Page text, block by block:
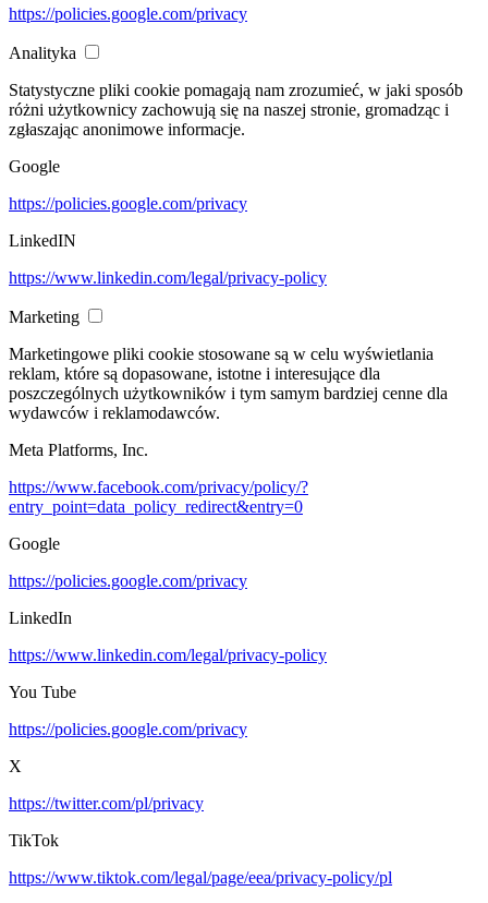
https://policies.google.com/privacy
Analityka
Statystyczne pliki cookie pomagają nam zrozumieć, w jaki sposób
różni użytkownicy zachowują się na naszej stronie, gromadząc i
zgłaszając anonimowe informacje.
Google
https://policies.google.com/privacy
LinkedIN
https://www.linkedin.com/legal/privacy-policy
Marketing
Marketingowe pliki cookie stosowane są w celu wyświetlania
reklam, które są dopasowane, istotne i interesujące dla
poszczególnych użytkowników i tym samym bardziej cenne dla
wydawców i reklamodawców.
Meta Platforms, Inc.
https://www.facebook.com/privacy/policy/?
entry_point=data_policy_redirect&entry=0
Google
https://policies.google.com/privacy
LinkedIn
https://www.linkedin.com/legal/privacy-policy
You Tube
https://policies.google.com/privacy
X
https://twitter.com/pl/privacy
TikTok
https://www.tiktok.com/legal/page/eea/privacy-policy/pl